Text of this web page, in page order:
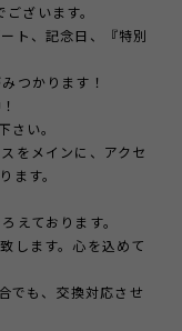
ざいます。
ト、記念日、『特別
つかります！
い。
をメインに、アクセ
ます。
えております。
します。心を込めて
でも、交換対応させ